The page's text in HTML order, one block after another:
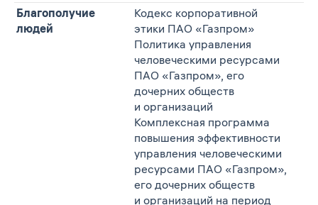
Благополучие
людей
Кодекс корпоративной
этики ПАО «Газпром»
Политика управления
человеческими ресурсами
ПАО «Газпром», его
дочерних обществ
и организаций
Комплексная программа
повышения эффективности
управления человеческими
ресурсами ПАО «Газпром»,
его дочерних обществ
и организаций на период